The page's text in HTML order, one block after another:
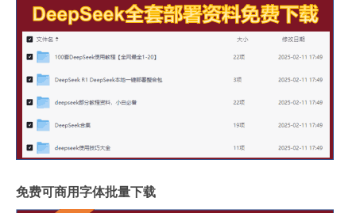
免费可商用字体批量下载